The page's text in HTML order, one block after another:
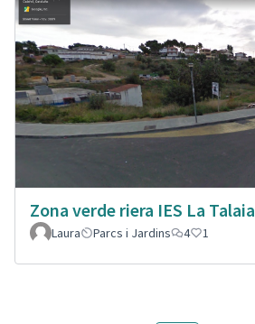
Zona verde riera IES La Talaia
Laura
Parcs i Jardins 4 1